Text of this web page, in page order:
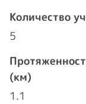
Количество
5
(км)
1.1